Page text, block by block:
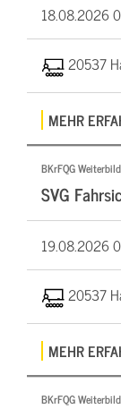
18.08.2026
20537
MEHR
BKrFQG
SVG
19.08.2026
20537
MEHR
BKrFQG